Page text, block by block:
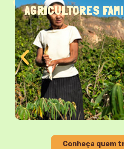
AGRICULTORES
Conheça quem